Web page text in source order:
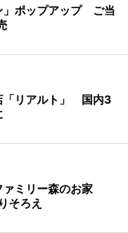
」ポップアップ ご当
「リアルト」 国内3
ミリー森のお家
ろえ